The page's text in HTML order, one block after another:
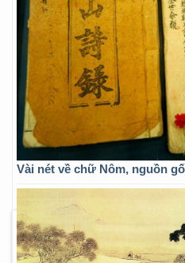
Vài nét về chữ Nôm, nguồn